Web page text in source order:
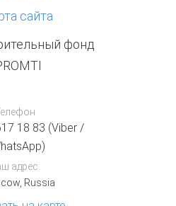
18 83 (Viber /
адрес:
Russia
сайта
фонд